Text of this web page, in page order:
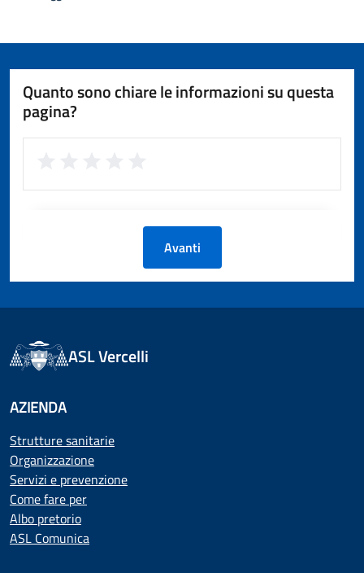
Quanto sono chiare le informazioni su questa
pagina?
Avanti
ASL Vercelli
AZIENDA
Strutture sanitarie
Organizzazione
Servizi e prevenzione
Come fare per
Albo pretorio
ASL Comunica